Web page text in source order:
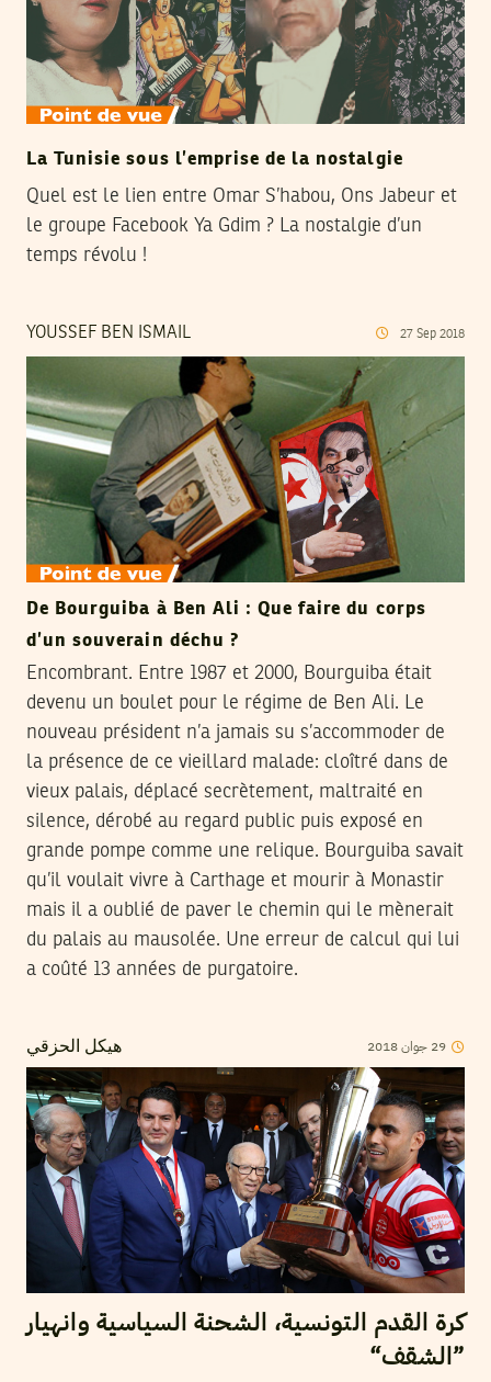
La Tunisie sous l’emprise de la nostalgie
Quel est le lien entre Omar S’habou, Ons Jabeur et
le groupe Facebook Ya Gdim ? La nostalgie d’un
temps révolu !
YOUSSEF BEN ISMAIL 27 Sep 2018
De Bourguiba à Ben Ali : Que faire du corps
d’un souverain déchu ?
Encombrant. Entre 1987 et 2000, Bourguiba était
devenu un boulet pour le régime de Ben Ali. Le
nouveau président n’a jamais su s’accommoder de
la présence de ce vieillard malade: cloîtré dans de
vieux palais, déplacé secrètement, maltraité en
silence, dérobé au regard public puis exposé en
grande pompe comme une relique. Bourguiba savait
qu’il voulait vivre à Carthage et mourir à Monastir
mais il a oublié de paver le chemin qui le mènerait
du palais au mausolée. Une erreur de calcul qui lui
a coûté 13 années de purgatoire.
هيكل الحزقي 29 جوان2018
كرة القدم التونسية، الشحنة السياسية وانهيار
”الشقف“